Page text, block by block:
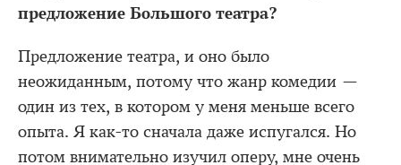
предложение Большого театра?
Предложение театра, и оно было
неожиданным, потому что жанр комедии —
один из тех, в котором у меня меньше всего
опыта. Я как-то сначала даже испугался. Но
потом внимательно изучил оперу, мне очень